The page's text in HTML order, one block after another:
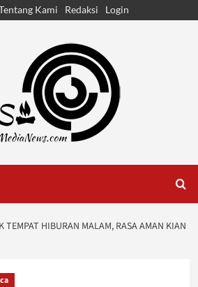
Kami Redaksi Login
TEMPAT HIBURAN MALAM, RASA AMAN KIAN